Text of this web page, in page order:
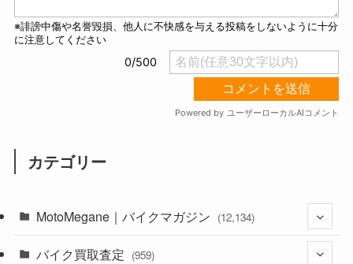
カテゴリー
MotoMegane｜バイクマガジン (12,134)
バイク買取査定 (959)